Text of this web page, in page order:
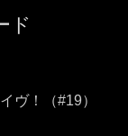
ド
ヴ！（#19）